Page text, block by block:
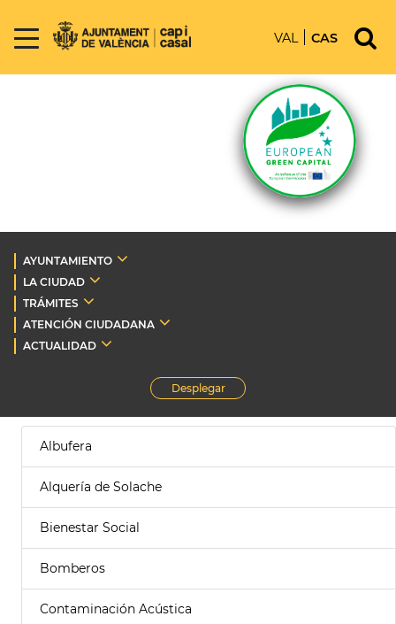
VAL CAS
AYUNTAMIENTO
LA CIUDAD
TRÁMITES
ATENCIÓN CIUDADANA
ACTUALIDAD
Desplegar
Albufera
Alquería de Solache
Bienestar Social
Bomberos
Contaminación Acústica